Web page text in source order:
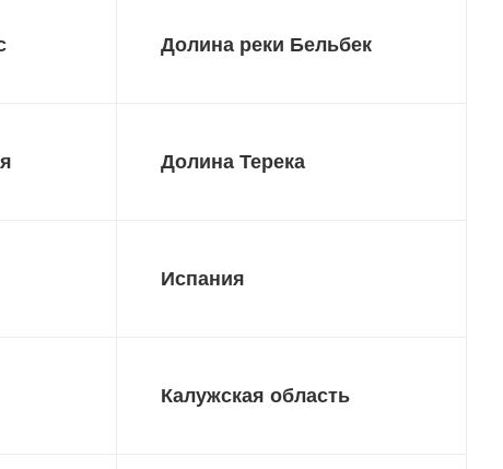
Долина реки Бельбек
Долина Терека
Испания
Калужская область